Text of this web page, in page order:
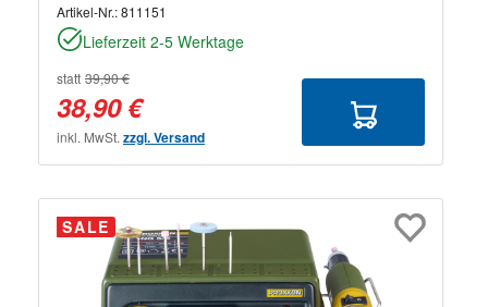
Artikel-Nr.:811151
Lieferzeit 2-5 Werktage
statt 39,90 €
38,90 €
inkl. MwSt. zzgl. Versand
SALE